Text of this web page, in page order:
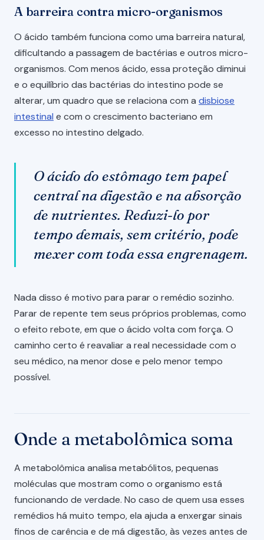
A barreira contra micro-organismos
O ácido também funciona como uma barreira natural,
dificultando a passagem de bactérias e outros micro-
organismos. Com menos ácido, essa proteção diminui
e o equilíbrio das bactérias do intestino pode se
alterar, um quadro que se relaciona com a disbiose
intestinal e com o crescimento bacteriano em
excesso no intestino delgado.
O ácido do estômago tem papel
central na digestão e na absorção
de nutrientes. Reduzi-lo por
tempo demais, sem critério, pode
mexer com toda essa engrenagem.
Nada disso é motivo para parar o remédio sozinho.
Parar de repente tem seus próprios problemas, como
o efeito rebote, em que o ácido volta com força. O
caminho certo é reavaliar a real necessidade com o
seu médico, na menor dose e pelo menor tempo
possível.
Onde a metabolômica soma
A metabolômica analisa metabólitos, pequenas
moléculas que mostram como o organismo está
funcionando de verdade. No caso de quem usa esses
remédios há muito tempo, ela ajuda a enxergar sinais
finos de carência e de má digestão, às vezes antes de